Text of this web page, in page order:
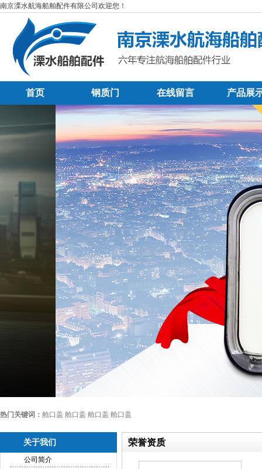
南京溧水航海船舶配件有限公司欢迎您！
首页 钢质门 在线留言 产品展
热门关键词： 舱口盖 舱口盖 舱口盖 舱口盖
关于我们
公司简介
荣誉资质